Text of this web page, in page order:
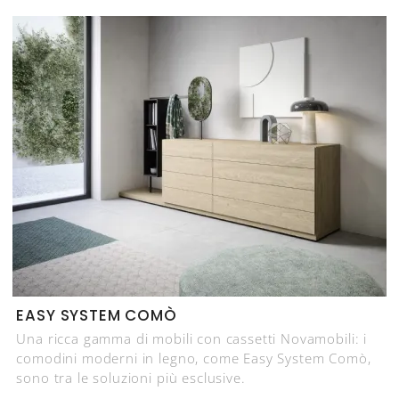
EASY SYSTEM COMÒ
Una ricca gamma di mobili con cassetti Novamobili: i
comodini moderni in legno, come Easy System Comò,
sono tra le soluzioni più esclusive.